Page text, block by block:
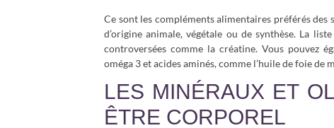
Ce sont les compléments alimentaires préférés
d’origine animale, végétale ou de synthèse. La
controversées comme la créatine. Vous pouvez
oméga 3 et acides aminés, comme l’huile de foie de
LES MINÉRAUX ET
ÊTRE CORPOREL